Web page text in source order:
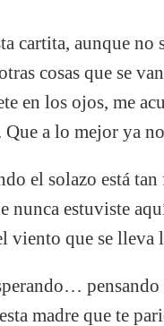
cartita, aunque
cosas que se
en los ojos, me
Que a lo mejor ya
el solazo está
nunca estuviste
viento que se lleva
pensando
madre que te